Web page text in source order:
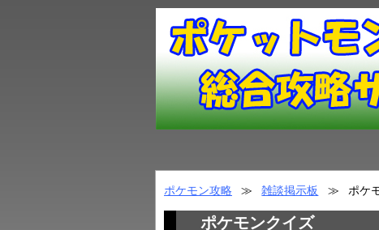
ポケモン攻略 ≫ 雑談掲示板 ≫ ポケ
ポケモンクイズ